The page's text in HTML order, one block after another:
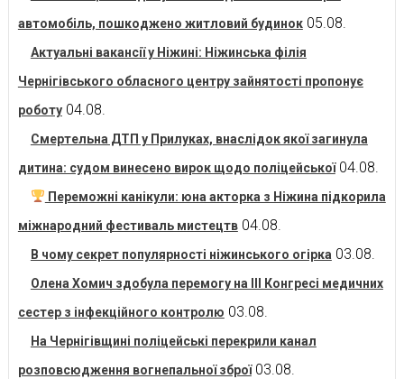
автомобіль, пошкоджено житловий будинок 05.08.
Актуальні вакансії у Ніжині: Ніжинська філія
Чернігівського обласного центру зайнятості пропонує
роботу 04.08.
Смертельна ДТП у Прилуках, внаслідок якої загинула
дитина: судом винесено вирок щодо поліцейської 04.08.
Переможні канікули: юна акторка з Ніжина підкорила
міжнародний фестиваль мистецтв 04.08.
В чому секрет популярності ніжинського огірка 03.08.
Олена Хомич здобула перемогу на ІІІ Конгресі медичних
сестер з інфекційного контролю 03.08.
На Чернігівщині поліцейські перекрили канал
розповсюдження вогнепальної зброї 03.08.